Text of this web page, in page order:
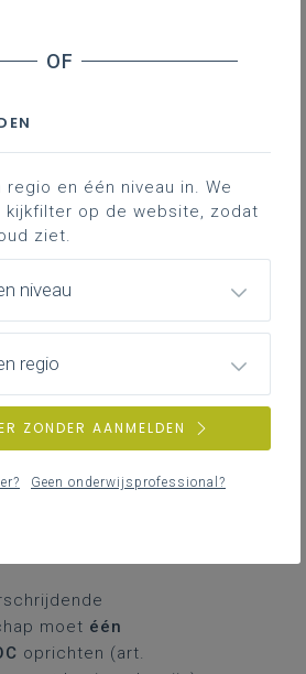
OCSG bij een wijziging aan
van de
oprichten? Hoe is
Waarvoor
Welke
hebben de
moet één
oprichten (art.
en één niveau in. We
kijkfilter op de website, zodat
ziet.
niveau
regio
ZONDER AANMELDEN
Geen onderwijsprofessional?